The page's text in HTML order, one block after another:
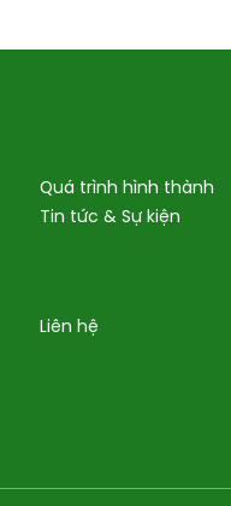
Quá trình hình thành
Tin tức & Sự kiện
Liên hệ